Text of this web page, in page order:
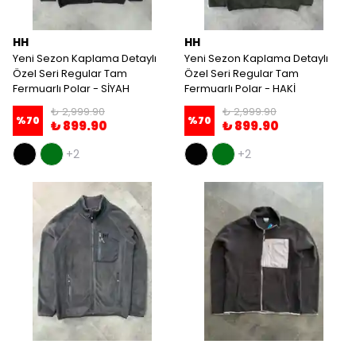
HH
Yeni Sezon Kaplama Detaylı
Özel Seri Regular Tam
Fermuarlı Polar - SİYAH
%70
₺ 2,999.90
₺ 899.90
+2
HH
Yeni Sezon Kaplama Detaylı
Özel Seri Regular Tam
Fermuarlı Polar - HAKİ
%70
₺ 2,999.90
₺ 899.90
+2